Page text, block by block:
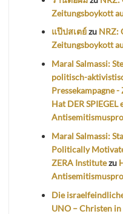
Zeitungsboykott
แป๊ปสเตย์zu NRZ:
Zeitungsboykott
Maral Salmassi:
politisch-
Pressekampagne
Hat DER SPIEGEL
Maral Salmassi:
Politically
ZERA Institutezu
Die
UNO – Christen